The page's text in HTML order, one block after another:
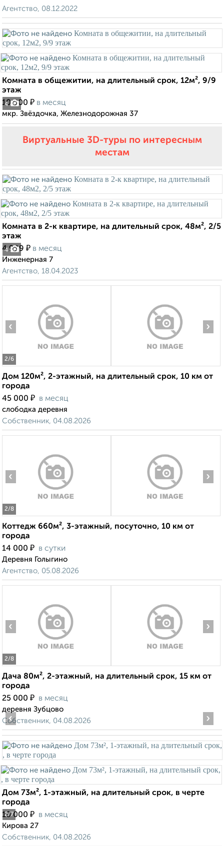
Агентство, 08.12.2022
4
Комната в общежитии, на длительный срок, 12м², 9/9
этаж
10 000 ₽ в месяц
мкр. Звёздочка, Железнодорожная 37
Виртуальные 3D-туры по интересным
местам
4
Комната в 2-к квартире, на длительный срок, 48м², 2/5
этаж
4 999 ₽ в месяц
Инженерная 7
Агентство, 18.04.2023
2/6
‹ ›
Дом 120м², 2-этажный, на длительный срок, 10 км от
города
45 000 ₽ в месяц
слободка деревня
Собственник, 04.08.2026
2/8
‹ ›
Коттедж 660м², 3-этажный, посуточно, 10 км от
города
14 000 ₽ в сутки
Деревня Голыгино
Агентство, 05.08.2026
2/8
‹ ›
Дача 80м², 2-этажный, на длительный срок, 15 км от
города
25 000 ₽ в месяц
деревня Зубцово
Собственник, 04.08.2026
2/7
‹ ›
Дом 73м², 1-этажный, на длительный срок, в черте
города
10 000 ₽ в месяц
Кирова 27
Собственник, 04.08.2026